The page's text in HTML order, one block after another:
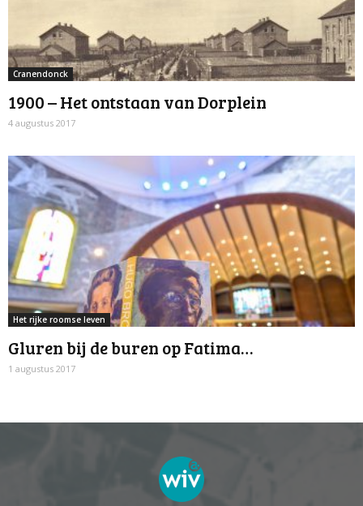
Cranendonck
1900 – Het ontstaan van Dorplein
4 augustus 2017
Het rijke roomse leven
Gluren bij de buren op Fatima…
1 augustus 2017